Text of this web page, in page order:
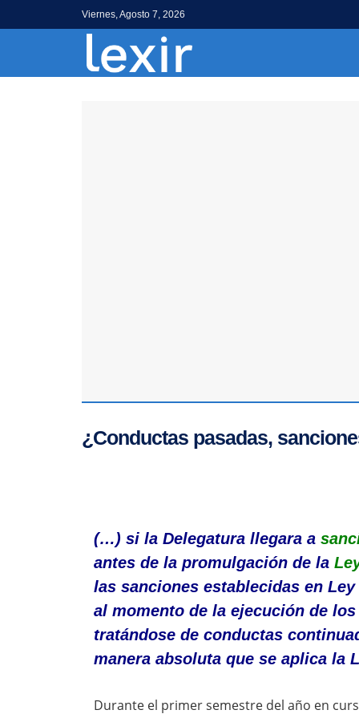
Viernes, Agosto 7, 2026
¿Conductas pasadas,
(…) si la Delegatura llegara a
antes de la promulgación de la
las sanciones establecidas en
al momento de la ejecución de
tratándose de conductas
manera absoluta que se aplica la
Durante el primer semestre del año en